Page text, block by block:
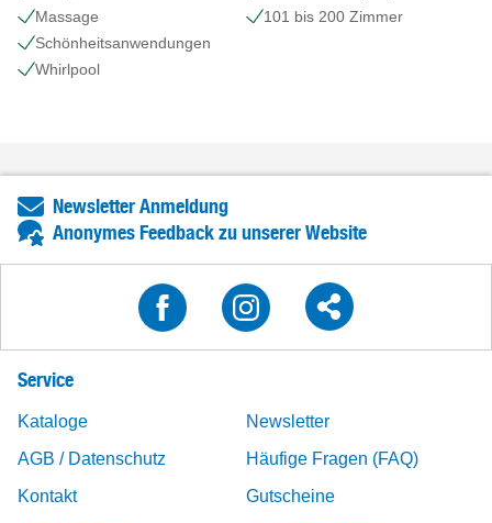
Massage
Schönheits​anwendungen
Whirlpool
101 bis 200 Zimmer
Newsletter Anmeldung
Anonymes Feedback zu unserer Website
Service
Kataloge
Newsletter
AGB / Datenschutz
Häufige Fragen (FAQ)
Kontakt
Gutscheine